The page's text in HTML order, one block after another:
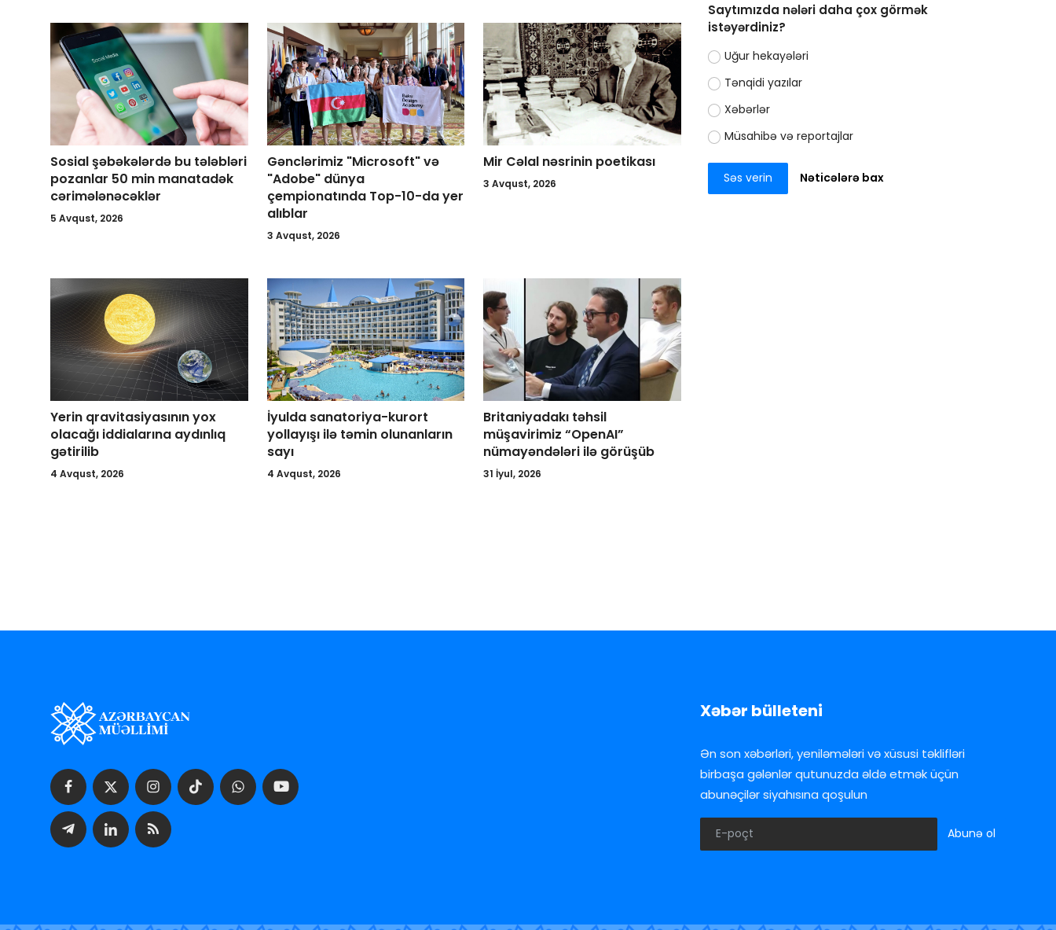
Sosial şəbəkələrdə bu tələbləri
pozanlar 50 min manatadək
cərimələnəcəklər
5 Avqust, 2026
Gənclərimiz "Microsoft" və
"Adobe" dünya
çempionatında Top-10-da yer
alıblar
3 Avqust, 2026
Mir Cəlal nəsrinin poetikası
3 Avqust, 2026
Yerin qravitasiyasının yox
olacağı iddialarına aydınlıq
gətirilib
4 Avqust, 2026
İyulda sanatoriya-kurort
yollayışı ilə təmin olunanların
sayı
4 Avqust, 2026
Britaniyadakı təhsil
müşavirimiz “OpenAI”
nümayəndələri ilə görüşüb
31 İyul, 2026
Saytımızda nələri daha çox görmək
istəyərdiniz?
Uğur hekayələri
Tənqidi yazılar
Xəbərlər
Müsahibə və reportajlar
Səs verin Nəticələrə bax
Xəbər bülleteni
Ən son xəbərləri, yeniləmələri və xüsusi təklifləri
birbaşa gələnlər qutunuzda əldə etmək üçün
abunəçilər siyahısına qoşulun
Abunə ol